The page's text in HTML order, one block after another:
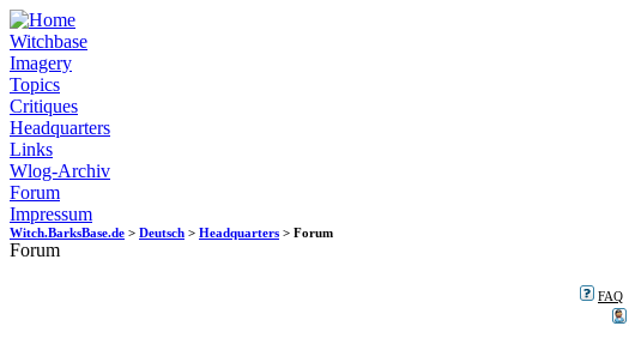
Witchbase
Imagery
Topics
Critiques
Headquarters
Links
Wlog-Archiv
Forum
Impressum
Witch.BarksBase.de > Deutsch > Headquarters > Forum
Forum
FAQ